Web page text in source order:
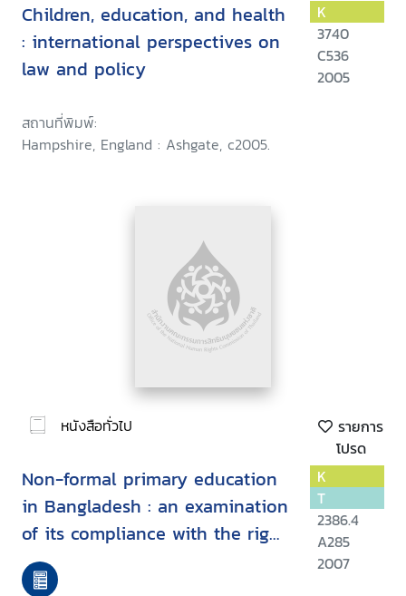
Children, education, and health
: international perspectives on
law and policy
สถานที่พิมพ์:
Hampshire, England : Ashgate, c2005.
K
3740
C536
2005
หนังสือทั่วไป
รายการ
โปรด
Non-formal primary education
in Bangladesh : an examination
of its compliance with the right
to education
K
T
2386.4
A285
2007